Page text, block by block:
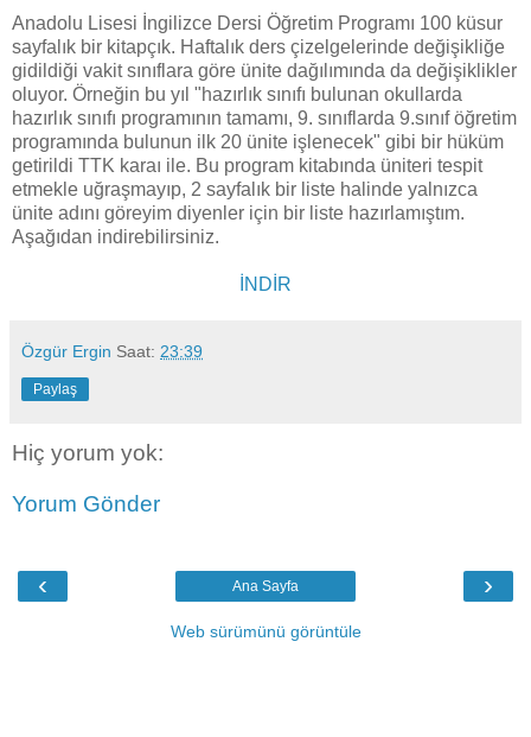
Anadolu Lisesi İngilizce Dersi Öğretim Programı 100 küsur
sayfalık bir kitapçık. Haftalık ders çizelgelerinde değişikliğe
gidildiği vakit sınıflara göre ünite dağılımında da değişiklikler
oluyor. Örneğin bu yıl "hazırlık sınıfı bulunan okullarda
hazırlık sınıfı programının tamamı, 9. sınıflarda 9.sınıf öğretim
programında bulunun ilk 20 ünite işlenecek" gibi bir hüküm
getirildi TTK karaı ile. Bu program kitabında üniteri tespit
etmekle uğraşmayıp, 2 sayfalık bir liste halinde yalnızca
ünite adını göreyim diyenler için bir liste hazırlamıştım.
Aşağıdan indirebilirsiniz.
İNDİR
Özgür Ergin Saat: 23:39
Paylaş
Hiç yorum yok:
Yorum Gönder
‹ ›
Ana Sayfa
Web sürümünü görüntüle